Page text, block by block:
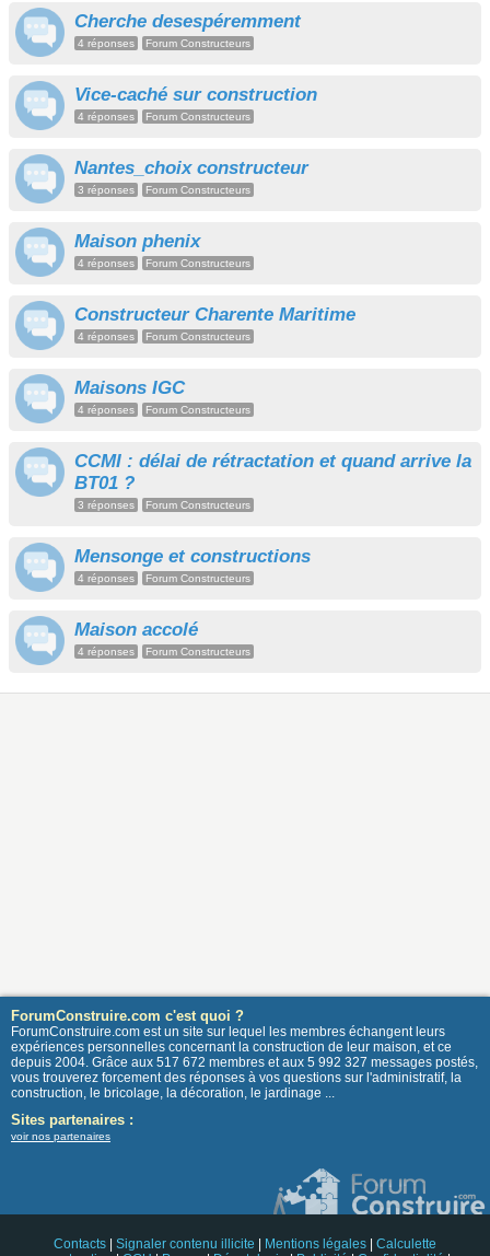
Cherche desespéremment
4 réponses Forum Constructeurs
Vice-caché sur construction
4 réponses Forum Constructeurs
Nantes_choix constructeur
3 réponses Forum Constructeurs
Maison phenix
4 réponses Forum Constructeurs
Constructeur Charente Maritime
4 réponses Forum Constructeurs
Maisons IGC
4 réponses Forum Constructeurs
CCMI : délai de rétractation et quand arrive la
BT01 ?
3 réponses Forum Constructeurs
Mensonge et constructions
4 réponses Forum Constructeurs
Maison accolé
4 réponses Forum Constructeurs
ForumConstruire.com c'est quoi ?
ForumConstruire.com est un site sur lequel les membres échangent leurs
expériences personnelles concernant la construction de leur maison, et ce
depuis 2004. Grâce aux 517 672 membres et aux 5 992 327 messages postés,
vous trouverez forcement des réponses à vos questions sur l'administratif, la
construction, le bricolage, la décoration, le jardinage ...
Sites partenaires :
voir nos partenaires
Contacts Signaler contenu illicite Mentions légales
Calculette